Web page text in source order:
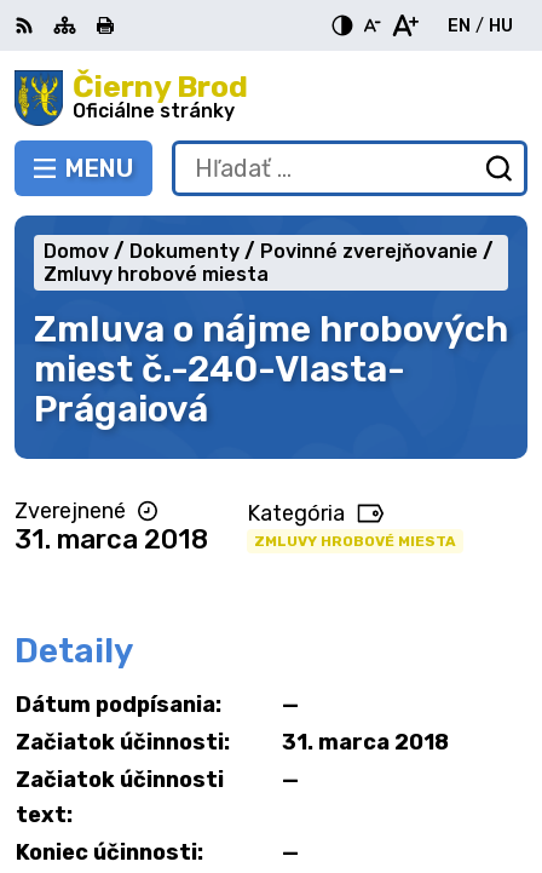
Preskočiť
na
obsah Čierny Brod
Oficiálne stránky
PREPNÚŤ
MENU
RSS MapaTlačiť
EN
English
/ HU
Hľadať:
Zmluva o nájme hrobových
miest č.-240-Vlasta-
Prágaiová
Domov Dokumenty
Povinné zverejňovanie
Zmluvy hrobové miesta
Zverejnené
31. marca 2018
Kategória
ZMLUVY HROBOVÉ MIESTA
Detaily
Dátum podpísania:
—
Začiatok účinnosti:
31. marca 2018
Začiatok účinnosti
text:
—
Koniec účinnosti:
—